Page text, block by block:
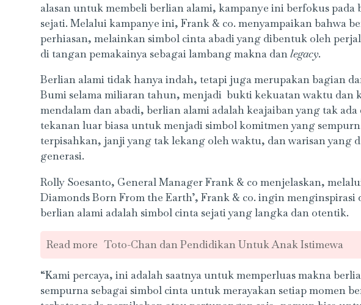
alasan untuk membeli berlian alami, kampanye ini berfokus pada
sejati. Melalui kampanye ini, Frank & co. menyampaikan bahwa
perhiasan, melainkan simbol cinta abadi yang dibentuk oleh
di tangan pemakainya sebagai lambang makna danlegacy.
Berlian alami tidak hanya indah, tetapi juga merupakan bagian
Bumi selama miliaran tahun, menjadi bukti kekuatan waktu dan
mendalam dan abadi, berlian alami adalah keajaiban yang tak
tekanan luar biasa untuk menjadi simbol komitmen yang
terpisahkan, janji yang tak lekang oleh waktu, dan warisan yang
generasi.
Rolly Soesanto, General Manager Frank & co menjelaskan,
Diamonds Born From the Earth’, Frank & co. ingin
berlian alami adalah simbol cinta sejati yang langka dan otentik.
Read more Toto-Chan dan Pendidikan Untuk Anak Istimewa
“Kami percaya, ini adalah saatnya untuk memperluas makna
sempurna sebagai simbol cinta untuk merayakan setiap momen